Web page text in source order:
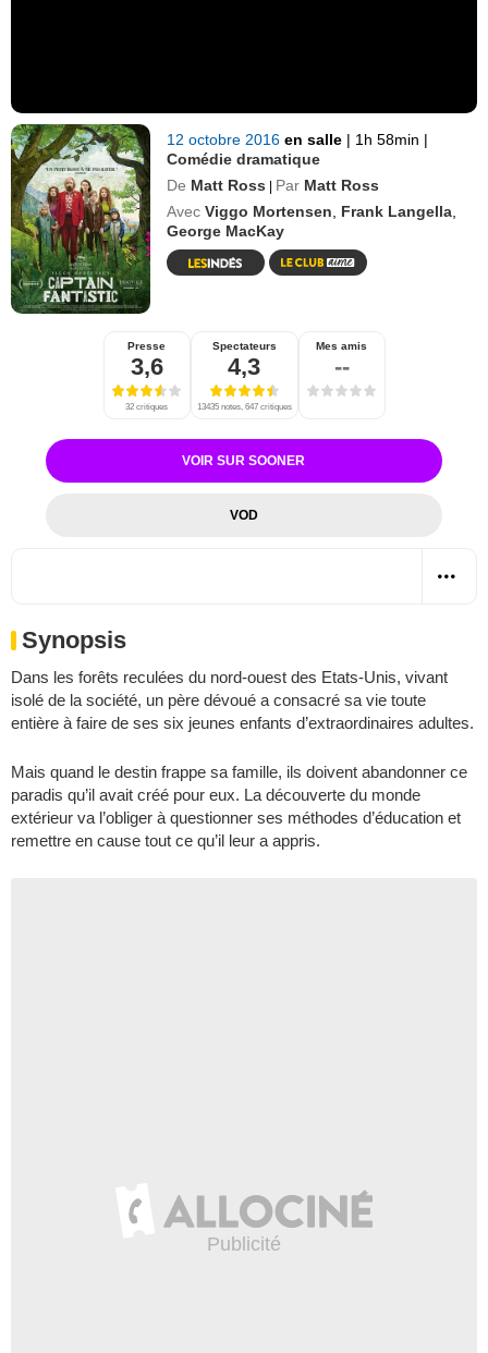
12 octobre 2016en salle | 1h 58min |
Comédie dramatique
De Matt Ross | Par Matt Ross
Avec Viggo Mortensen Frank Langella
George MacKay
Presse
3,6
32 critiques
Spectateurs
4,3
13435 notes, 647 critiques
Mes amis
--
VOIR SUR SOONER
VOD
Synopsis
Dans les forêts reculées du nord-ouest des Etats-Unis, vivant
isolé de la société, un père dévoué a consacré sa vie toute
entière à faire de ses six jeunes enfants d’extraordinaires adultes.
Mais quand le destin frappe sa famille, ils doivent abandonner ce
paradis qu’il avait créé pour eux. La découverte du monde
extérieur va l’obliger à questionner ses méthodes d’éducation et
remettre en cause tout ce qu’il leur a appris.